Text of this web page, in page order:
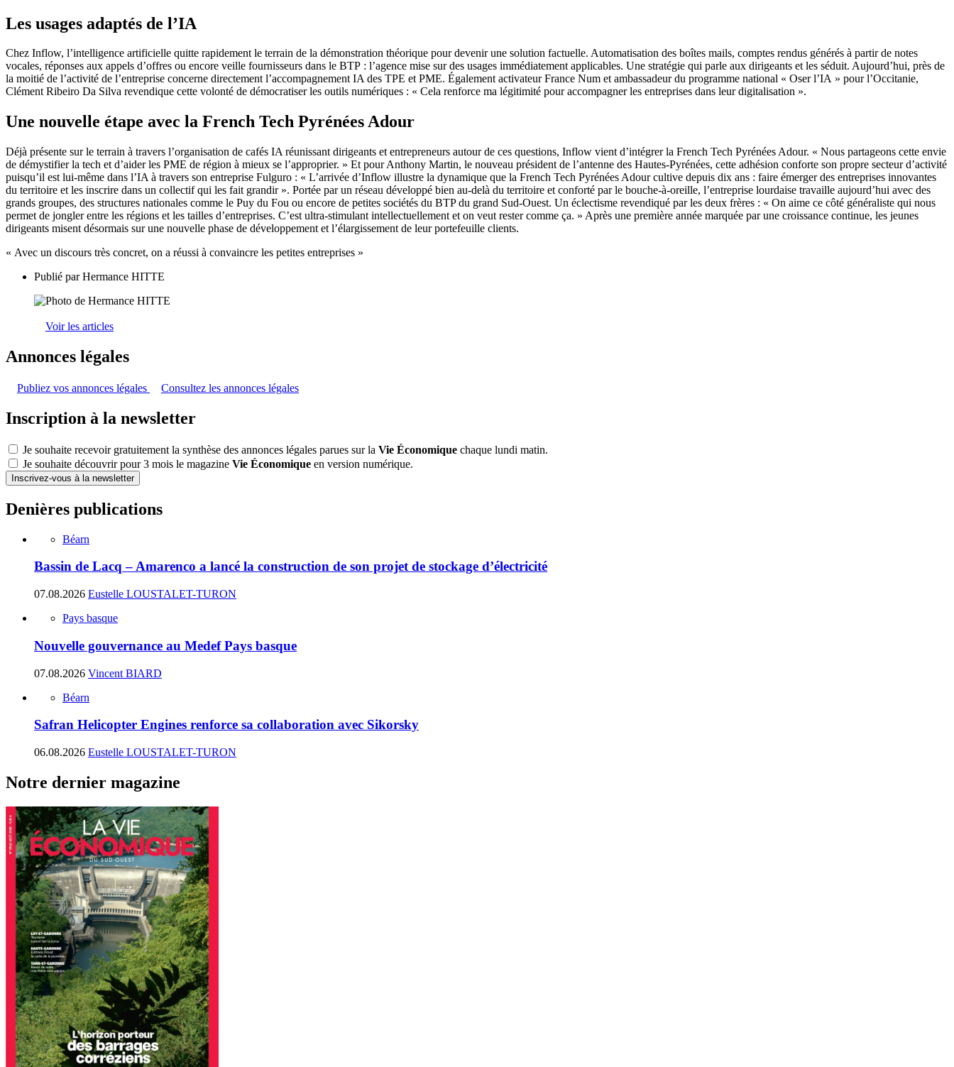
Les usages adaptés de l’IA
Chez Inflow, l’intelligence artificielle quitte rapidement le terrain de la démonstration théorique pour devenir une solution factuelle. Automatisation des boîtes mails, comptes rendus générés à partir de notes
vocales, réponses aux appels d’offres ou encore veille fournisseurs dans le BTP : l’agence mise sur des usages immédiatement applicables. Une stratégie qui parle aux dirigeants et les séduit. Aujourd’hui, près de
la moitié de l’activité de l’entreprise concerne directement l’accompagnement IA des TPE et PME. Également activateur France Num et ambassadeur du programme national « Oser l’IA » pour l’Occitanie,
Clément Ribeiro Da Silva revendique cette volonté de démocratiser les outils numériques : « Cela renforce ma légitimité pour accompagner les entreprises dans leur digitalisation ».
Une nouvelle étape avec la French Tech Pyrénées Adour
Déjà présente sur le terrain à travers l’organisation de cafés IA réunissant dirigeants et entrepreneurs autour de ces questions, Inflow vient d’intégrer la French Tech Pyrénées Adour. « Nous partageons cette envie
de démystifier la tech et d’aider les PME de région à mieux se l’approprier. » Et pour Anthony Martin, le nouveau président de l’antenne des Hautes-Pyrénées, cette adhésion conforte son propre secteur d’activité
puisqu’il est lui-même dans l’IA à travers son entreprise Fulguro : « L’arrivée d’Inflow illustre la dynamique que la French Tech Pyrénées Adour cultive depuis dix ans : faire émerger des entreprises innovantes
du territoire et les inscrire dans un collectif qui les fait grandir ». Portée par un réseau développé bien au-delà du territoire et conforté par le bouche-à-oreille, l’entreprise lourdaise travaille aujourd’hui avec des
grands groupes, des structures nationales comme le Puy du Fou ou encore de petites sociétés du BTP du grand Sud-Ouest. Un éclectisme revendiqué par les deux frères : « On aime ce côté généraliste qui nous
permet de jongler entre les régions et les tailles d’entreprises. C’est ultra-stimulant intellectuellement et on veut rester comme ça. » Après une première année marquée par une croissance continue, les jeunes
dirigeants misent désormais sur une nouvelle phase de développement et l’élargissement de leur portefeuille clients.
« Avec un discours très concret, on a réussi à convaincre les petites entreprises »
Publié parHermance HITTE
Voir les articles
Annonces légales
Publiez vos annonces légales Consultez les annonces légales
Inscription à la newsletter
Je souhaite recevoir gratuitement la synthèse des annonces légales parues sur la Vie Économique chaque lundi matin.
Je souhaite découvrir pour 3 mois le magazine Vie Économique en version numérique.
Inscrivez-vous à la newsletter
Denières publications
Béarn
Bassin de Lacq – Amarenco a lancé la construction de son projet de stockage d’électricité
07.08.2026 Eustelle LOUSTALET-TURON
Pays basque
Nouvelle gouvernance au Medef Pays basque
07.08.2026 Vincent BIARD
Béarn
Safran Helicopter Engines renforce sa collaboration avec Sikorsky
06.08.2026 Eustelle LOUSTALET-TURON
Notre dernier magazine